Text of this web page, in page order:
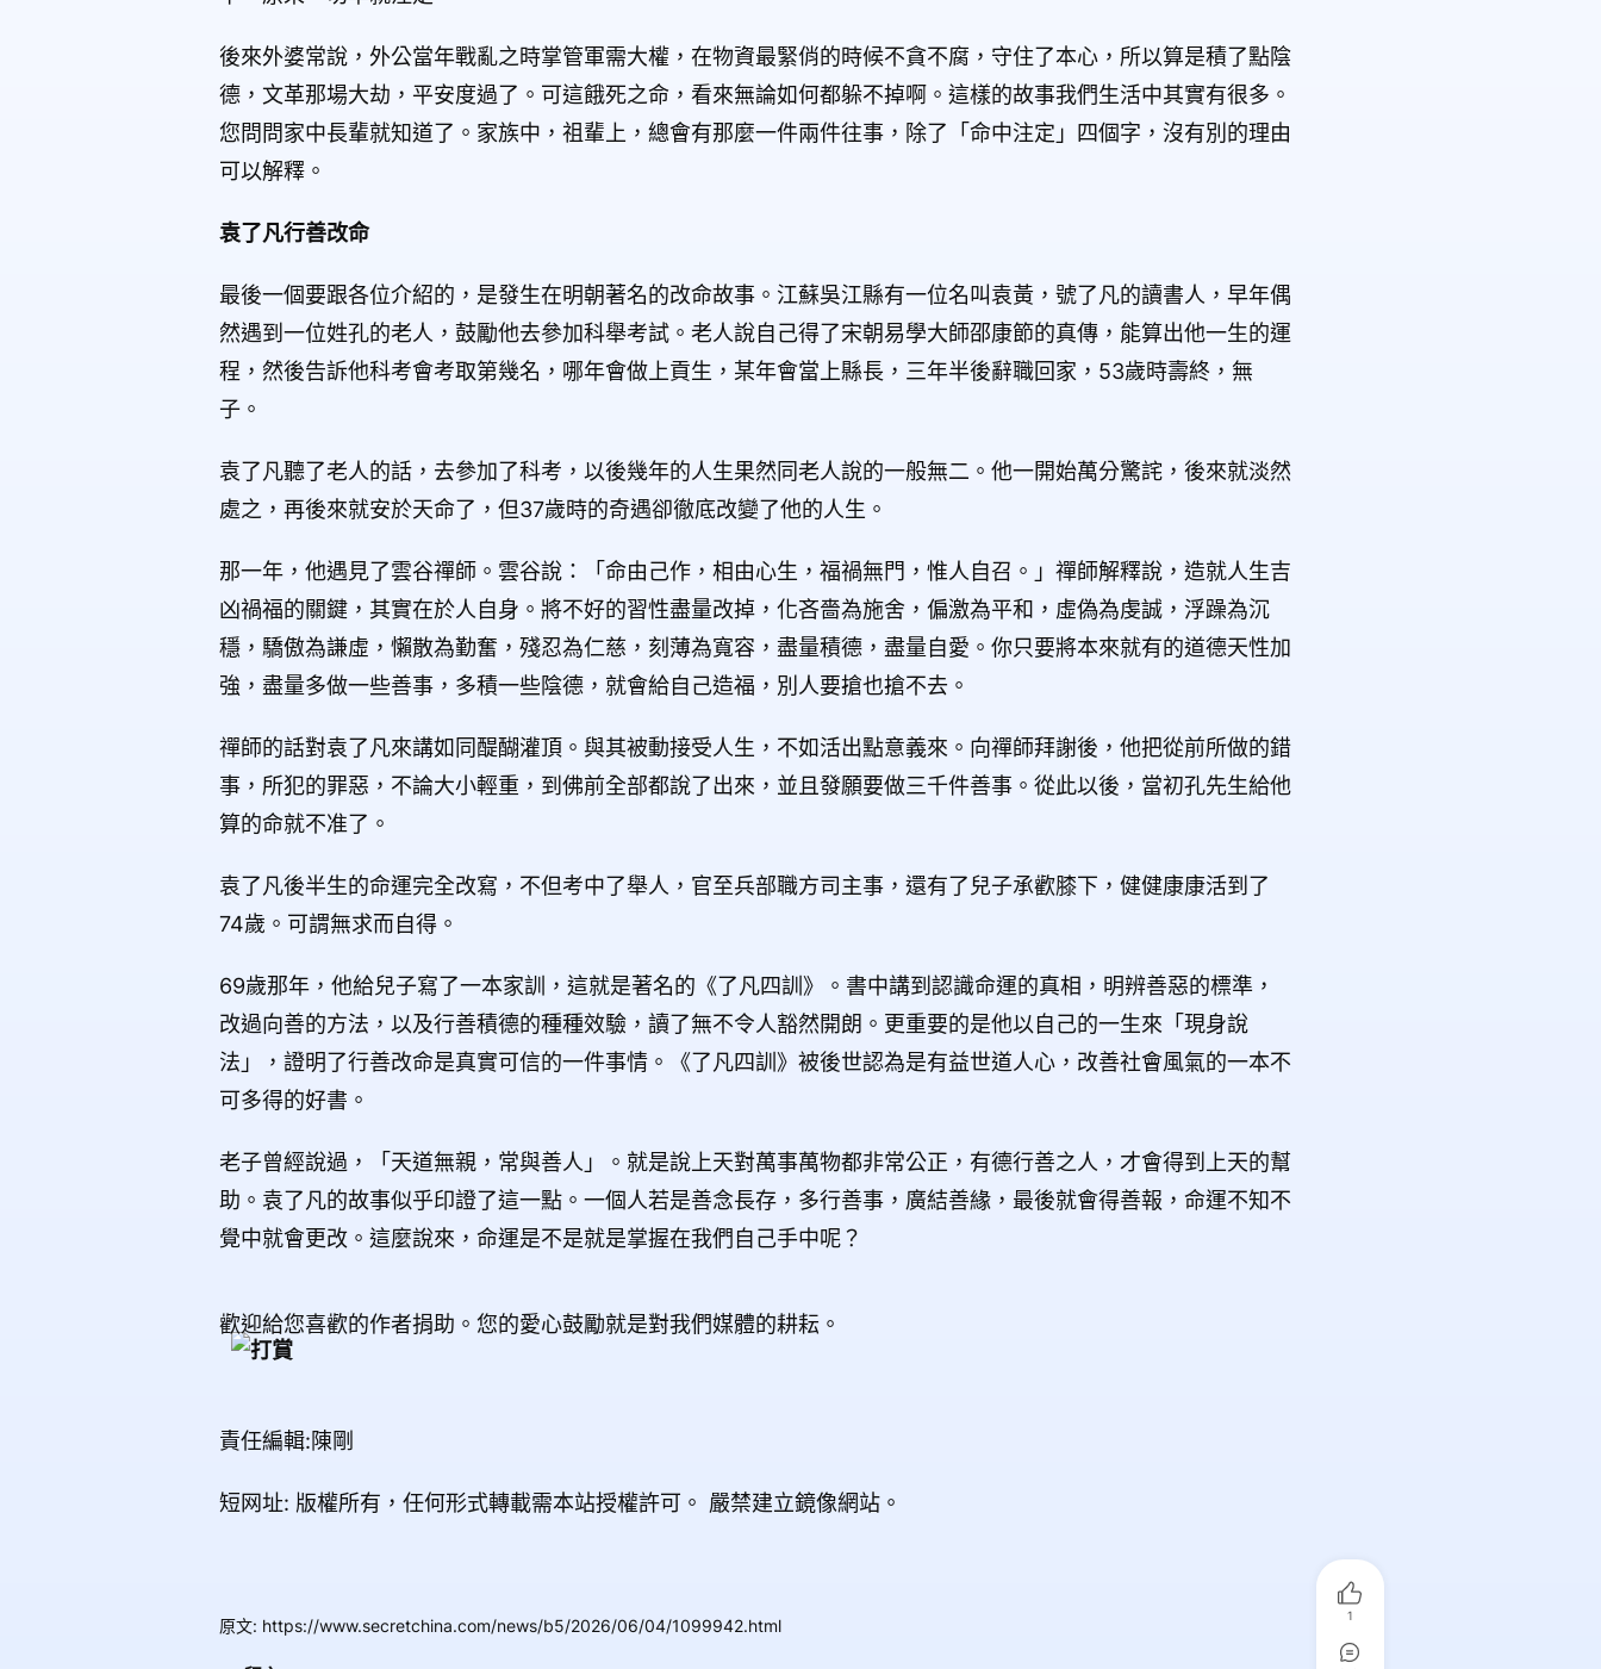
後來外婆常說，外公當年戰亂之時掌管軍需大權，在物資最緊俏的時候不貪不腐，守住了本心，所以算是積了點陰
德，文革那場大劫，平安度過了。可這餓死之命，看來無論如何都躲不掉啊。這樣的故事我們生活中其實有很多。
您問問家中長輩就知道了。家族中，祖輩上，總會有那麼一件兩件往事，除了「命中注定」四個字，沒有別的理由
可以解釋。
袁了凡行善改命
最後一個要跟各位介紹的，是發生在明朝著名的改命故事。江蘇吳江縣有一位名叫袁黃，號了凡的讀書人，早年偶
然遇到一位姓孔的老人，鼓勵他去參加科舉考試。老人說自己得了宋朝易學大師邵康節的真傳，能算出他一生的運
程，然後告訴他科考會考取第幾名，哪年會做上貢生，某年會當上縣長，三年半後辭職回家，53歲時壽終，無
子。
袁了凡聽了老人的話，去參加了科考，以後幾年的人生果然同老人說的一般無二。他一開始萬分驚詫，後來就淡然
處之，再後來就安於天命了，但37歲時的奇遇卻徹底改變了他的人生。
那一年，他遇見了雲谷禪師。雲谷說：「命由己作，相由心生，福禍無門，惟人自召。」禪師解釋說，造就人生吉
凶禍福的關鍵，其實在於人自身。將不好的習性盡量改掉，化吝嗇為施舍，偏激為平和，虛偽為虔誠，浮躁為沉
穩，驕傲為謙虛，懶散為勤奮，殘忍為仁慈，刻薄為寬容，盡量積德，盡量自愛。你只要將本來就有的道德天性加
強，盡量多做一些善事，多積一些陰德，就會給自己造福，別人要搶也搶不去。
禪師的話對袁了凡來講如同醍醐灌頂。與其被動接受人生，不如活出點意義來。向禪師拜謝後，他把從前所做的錯
事，所犯的罪惡，不論大小輕重，到佛前全部都說了出來，並且發願要做三千件善事。從此以後，當初孔先生給他
算的命就不准了。
袁了凡後半生的命運完全改寫，不但考中了舉人，官至兵部職方司主事，還有了兒子承歡膝下，健健康康活到了
74歲。可謂無求而自得。
69歲那年，他給兒子寫了一本家訓，這就是著名的《了凡四訓》。書中講到認識命運的真相，明辨善惡的標準，
改過向善的方法，以及行善積德的種種效驗，讀了無不令人豁然開朗。更重要的是他以自己的一生來「現身說
法」，證明了行善改命是真實可信的一件事情。《了凡四訓》被後世認為是有益世道人心，改善社會風氣的一本不
可多得的好書。
老子曾經說過，「天道無親，常與善人」。就是說上天對萬事萬物都非常公正，有德行善之人，才會得到上天的幫
助。袁了凡的故事似乎印證了這一點。一個人若是善念長存，多行善事，廣結善緣，最後就會得善報，命運不知不
覺中就會更改。這麼說來，命運是不是就是掌握在我們自己手中呢？
歡迎給您喜歡的作者捐助。您的愛心鼓勵就是對我們媒體的耕耘。
責任編輯:陳剛
短网址: 版權所有，任何形式轉載需本站授權許可。 嚴禁建立鏡像網站。
原文: https://www.secretchina.com/news/b5/2026/06/04/1099942.html 1